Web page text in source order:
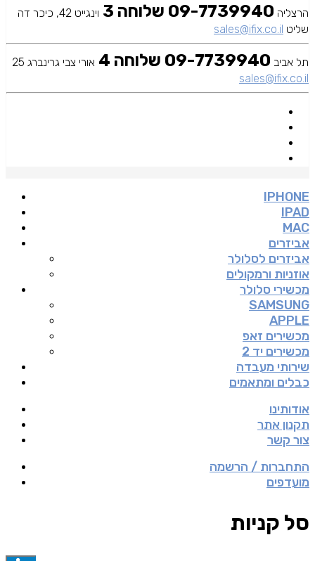
הרצליה 09-7739940 שלוחה 3
וינגייט 42, כיכר דה
שליט sales@ifix.co.il
תל אביב 09-7739940 שלוחה 4
אורי צבי גרינברג 25
sales@ifix.co.il
IPHONE
IPAD
MAC
אביזרים
אביזרים לסלולר
אוזניות ורמקולים
מכשירי סלולר
SAMSUNG
APPLE
מכשירים זאפ
מכשירים יד 2
שירותי מעבדה
כבלים ומתאמים
אודותינו
תקנון אתר
צור קשר
התחברות / הרשמה
מועדפים
סל קניות